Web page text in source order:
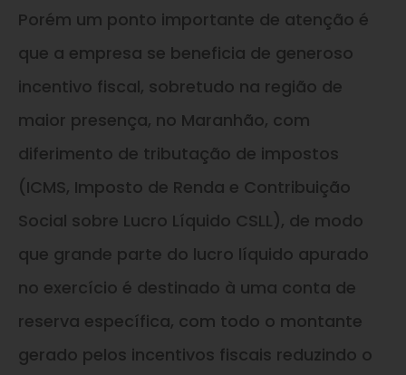
Porém um ponto importante de atenção é
que a empresa se beneficia de generoso
incentivo fiscal, sobretudo na região de
maior presença, no Maranhão, com
diferimento de tributação de impostos
(ICMS, Imposto de Renda e Contribuição
Social sobre Lucro Líquido CSLL), de modo
que grande parte do lucro líquido apurado
no exercício é destinado à uma conta de
reserva específica, com todo o montante
gerado pelos incentivos fiscais reduzindo o